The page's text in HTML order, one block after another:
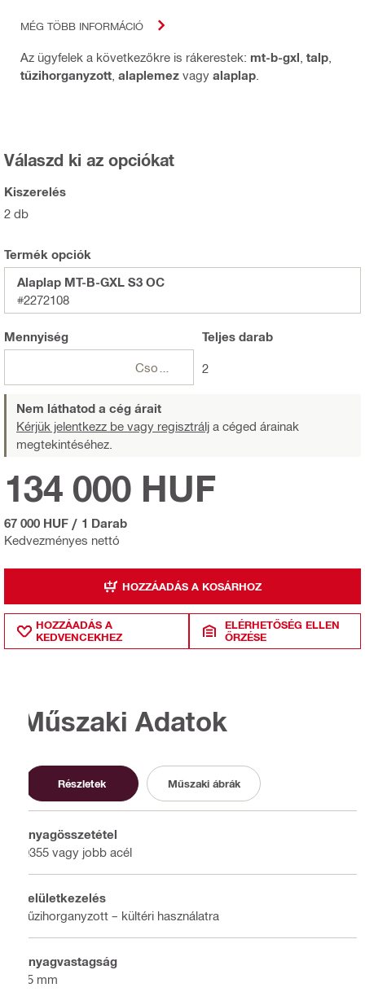
MÉG TÖBB INFORMÁCIÓ
Az ügyfelek a következőkre is rákerestek: mt-b-gxl talp
tűzihorganyzott alaplemez vagy alaplap
Válaszd ki az opciókat
Kiszerelés
2 db
Termék opciók
Alaplap MT-B-GXL S3 OC
#2272108
Mennyiség Teljesdarab
2
Nem láthatod a cég árait
Kérjük jelentkezz be vagy regisztrálj a céged árainak
megtekintéséhez.
Kedvezményes nettó
134 000 HUF
67 000 HUF / 1 Darab
HOZZÁADÁS A KOSÁRHOZ
HOZZÁADÁS A
KEDVENCEKHEZ
ELÉRHETŐSÉG ELLEN
ŐRZÉSE
Műszaki Adatok
Részletek Műszaki ábrák
Anyagösszetétel
Q355 vagy jobb acél
Felületkezelés
Tűzihorganyzott – kültéri használatra
Anyagvastagság
15 mm